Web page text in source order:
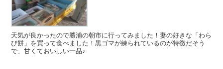
天気が良かったので勝浦の朝市に行ってみました！妻の好きな「わら
び餅」を買って食べました！黒ゴマが練られているのが特徴だそう
で、甘くておいしい一品♪